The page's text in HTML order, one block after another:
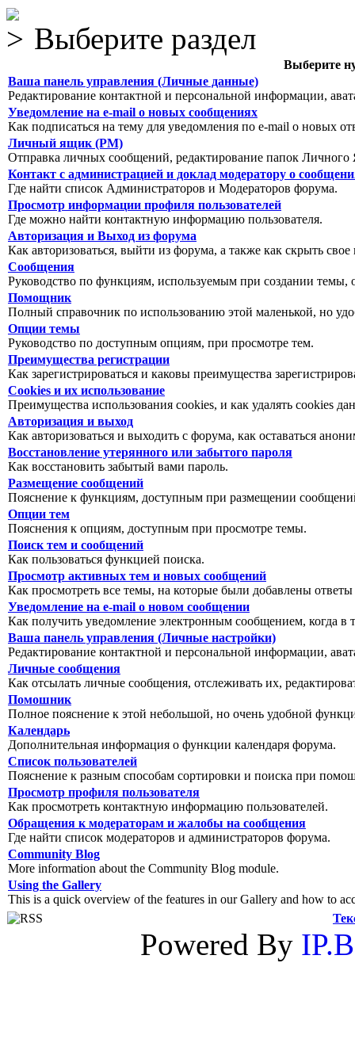
Выберите раздел
Выберите
Ваша панель управления (Личные данные)
Редактирование контактной и персональной информации,
Уведомление на e-mail о новых сообщениях
Как подписаться на тему для уведомления по e-mail о новых
Личный ящик (PM)
Отправка личных сообщений, редактирование папок
Контакт с администрацией и доклад модератору о
Где найти список Администраторов и Модераторов форума.
Просмотр информации профиля пользователей
Где можно найти контактную информацию пользователя.
Авторизация и Выход из форума
Как авторизоваться, выйти из форума, а также как скрыть
Сообщения
Руководство по функциям, используемым при создании темы,
Помощник
Полный справочник по использованию этой маленькой, но
Опции темы
Руководство по доступным опциям, при просмотре тем.
Преимущества регистрации
Как зарегистрироваться и каковы преимущества
Cookies и их использование
Преимущества использования cookies, и как удалять cookies
Авторизация и выход
Как авторизоваться и выходить с форума, как оставаться
Восстановление утерянного или забытого пароля
Как восстановить забытый вами пароль.
Размещение сообщений
Пояснение к функциям, доступным при размещении
Опции тем
Пояснения к опциям, доступным при просмотре темы.
Поиск тем и сообщений
Как пользоваться функцией поиска.
Просмотр активных тем и новых сообщений
Как просмотреть все темы, на которые были добавлены
Уведомление на е-mail о новом сообщении
Как получить уведомление электронным сообщением, когда в
Ваша панель управления (Личные настройки)
Редактирование контактной и персональной информации,
Личные сообщения
Как отсылать личные сообщения, отслеживать их,
Помошник
Полное пояснение к этой небольшой, но очень удобной
Календарь
Дополнительная информация о функции календаря форума.
Список пользователей
Пояснение к разным способам сортировки и поиска при
Просмотр профиля пользователя
Как просмотреть контактную информацию пользователей.
Обращения к модераторам и жалобы на сообщения
Где найти список модераторов и администраторов форума.
Community Blog
More information about the Community Blog module.
Using the Gallery
This is a quick overview of the features in our Gallery and how to
Powered By